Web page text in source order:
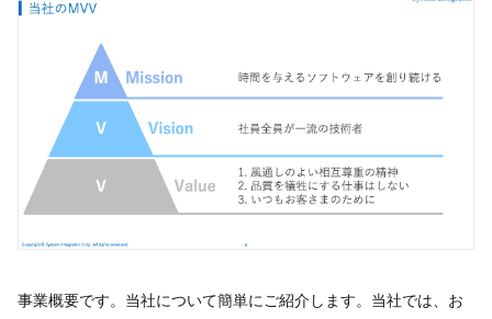
事業概要です。当社について簡単にご紹介します。当社では、お